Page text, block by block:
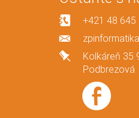
+421 48 645
Kolkáreň 35
Podbrezová